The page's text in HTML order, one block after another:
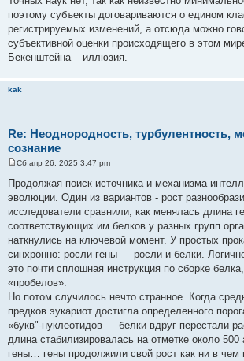
поэтому субъекты договариваются о едином
регистрируемых изменений, а отсюда можно
субъективной оценки происходящего в этом
Бекенштейна – иллюзия.
kak
Re: Неоднородность, турбулентность,
сознание
о
б
е
н
е
Сб апр 26, 2025 3:47 pm
Продолжая поиск источника и механизма
эволюции. Один из вариантов - рост
исследователи сравнили, как менялась длина
соответствующих им белков у разных групп
наткнулись на ключевой момент. У простых
синхронно: росли гены — росли и белки.
это почти сплошная инструкция по сборке
«пробелов».
Но потом случилось нечто странное. Когда
предков эукариот достигла определенного
«букв"-нуклеотидов — белки вдруг перестали
длина стабилизировалась на отметке около
гены… гены продолжили свой рост как ни в чем